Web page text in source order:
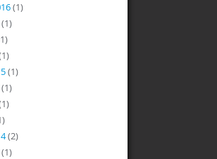
(1)
(1)
(1)
(1)
(2)
(1)